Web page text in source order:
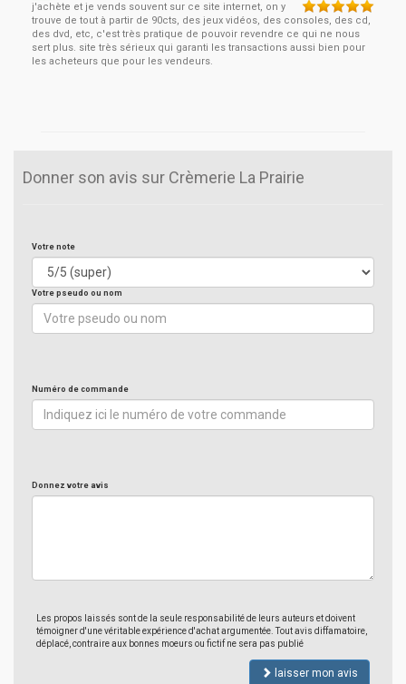
j'achète et je vends souvent sur ce site internet, on y
trouve de tout à partir de 90cts, des jeux vidéos, des consoles, des cd,
des dvd, etc, c'est très pratique de pouvoir revendre ce qui ne nous
sert plus. site très sérieux qui garanti les transactions aussi bien pour
les acheteurs que pour les vendeurs.
Donner son avis sur Crèmerie La Prairie
Votre note
Votre pseudo ou nom
Numéro de commande
Donnez votre avis
Les propos laissés sont de la seule responsabilité de leurs auteurs et doivent
témoigner d'une véritable expérience d'achat argumentée. Tout avis diffamatoire,
déplacé, contraire aux bonnes moeurs ou fictif ne sera pas publié
laisser mon avis